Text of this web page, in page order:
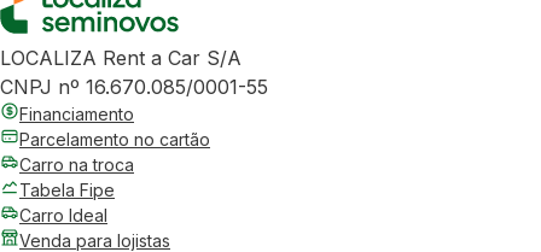
LOCALIZA Rent a Car S/A
CNPJ nº 16.670.085/0001-55
Financiamento
Parcelamento no cartão
Carro na troca
Tabela Fipe
Carro Ideal
Venda para lojistas